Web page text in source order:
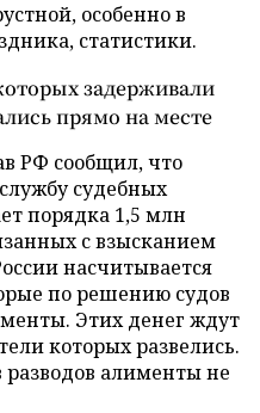
особенно в
статистики.
задерживали
прямо на месте
РФ сообщил, что
судебных
порядка 1,5 млн
с взысканием
насчитывается
по решению судов
Этих денег ждут
которых развелись.
алименты не